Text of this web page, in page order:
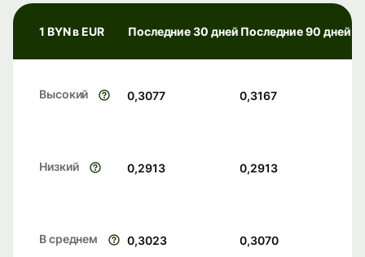
1 BYN в EUR Последние 30 дней Последние 90 дней
Высокий 0,3077 0,3167
Низкий 0,2913 0,2913
В среднем 0,3023 0,3070